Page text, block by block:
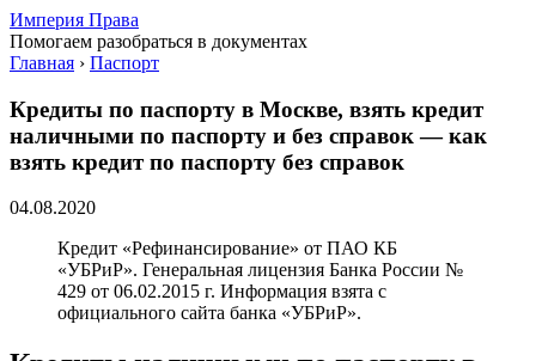
Империя Права
Помогаем разобраться в документах
Главная › Паспорт
Кредиты по паспорту в Москве, взять кредит
наличными по паспорту и без справок — как
взять кредит по паспорту без справок
04.08.2020
Кредит «Рефинансирование» от ПАО КБ
«УБРиР». Генеральная лицензия Банка России №
429 от 06.02.2015 г. Информация взята с
официального сайта банка «УБРиР».